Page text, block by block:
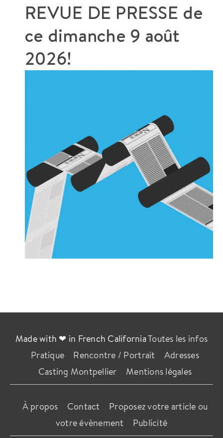
REVUE DE PRESSE de
ce dimanche 9 août
2026!
Made with ❤ in French CaliforniaToutes les infos
Pratique
Rencontre / Portrait
Adresses
Casting Montpellier
Mentions légales
À propos Contact
Proposez votre article ou
votre évènement
Publicité